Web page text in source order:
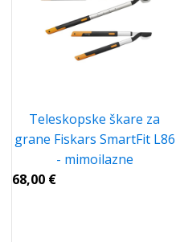
Teleskopske škare za
grane Fiskars SmartFit L86
- mimoilazne
68,00 €